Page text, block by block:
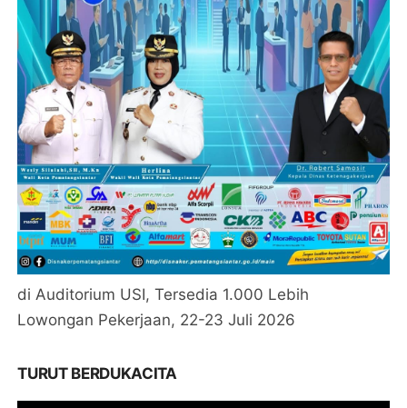
di Auditorium USI, Tersedia 1.000 Lebih
Lowongan Pekerjaan, 22-23 Juli 2026
TURUT BERDUKACITA